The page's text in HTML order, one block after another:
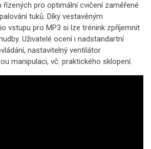
řízených pro optimální cvičení zaměřené
tuků. Díky vestavěným
vstupu pro MP3 si lze trénink zpříjemnit
Uživatelé ocení i nadstandartní
nastavitelný ventilátor
manipulaci, vč. praktického sklopení.